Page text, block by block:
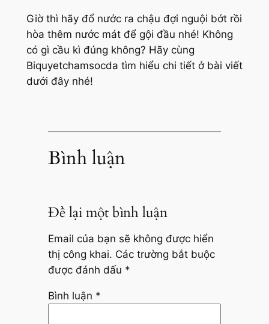
Giờ thì hãy đổ nước ra chậu đợi nguội bớt rồi
hòa thêm nước mát để gội đầu nhé! Không
có gì cầu kì đúng không? Hãy cùng
Biquyetchamsocda tìm hiểu chi tiết ở bài viết
dưới đây nhé!
Bình luận
Để lại một bình luận
Email của bạn sẽ không được hiển
thị công khai. Các trường bắt buộc
được đánh dấu *
Bình luận *